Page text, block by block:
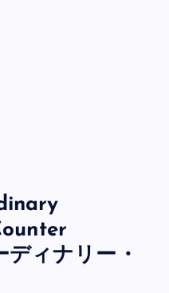
ィナリー・